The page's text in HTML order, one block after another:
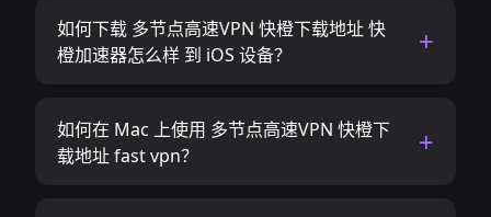
如何下载 多节点高速VPN 快橙下载地址 快
橙加速器怎么样 到 iOS 设备？
如何在 Mac 上使用 多节点高速VPN 快橙下
载地址 fast vpn？